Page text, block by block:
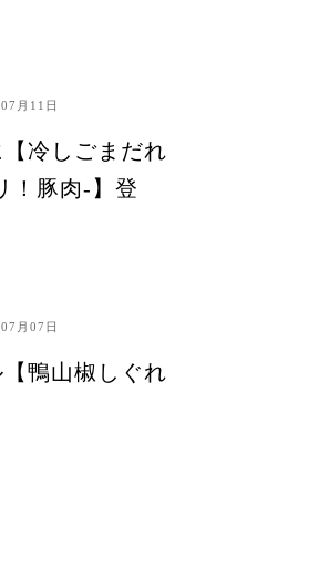
月11日
冷しごまだれ
！豚肉-】登
月07日
鴨山椒しぐれ